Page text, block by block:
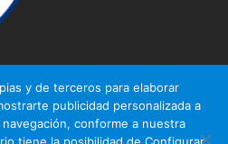
y de terceros para elaborar
publicidad personalizada a
conforme a nuestra